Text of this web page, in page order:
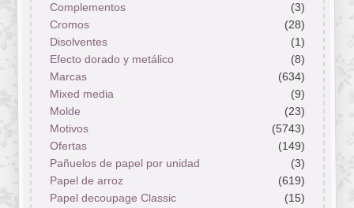
Complementos
(3)
Cromos
(28)
Disolventes
(1)
Efecto dorado y metálico
(8)
Marcas
(634)
Mixed media
(9)
Molde
(23)
Motivos
(5743)
Ofertas
(149)
Pañuelos de papel por unidad
(3)
Papel de arroz
(619)
Papel decoupage Classic
(15)